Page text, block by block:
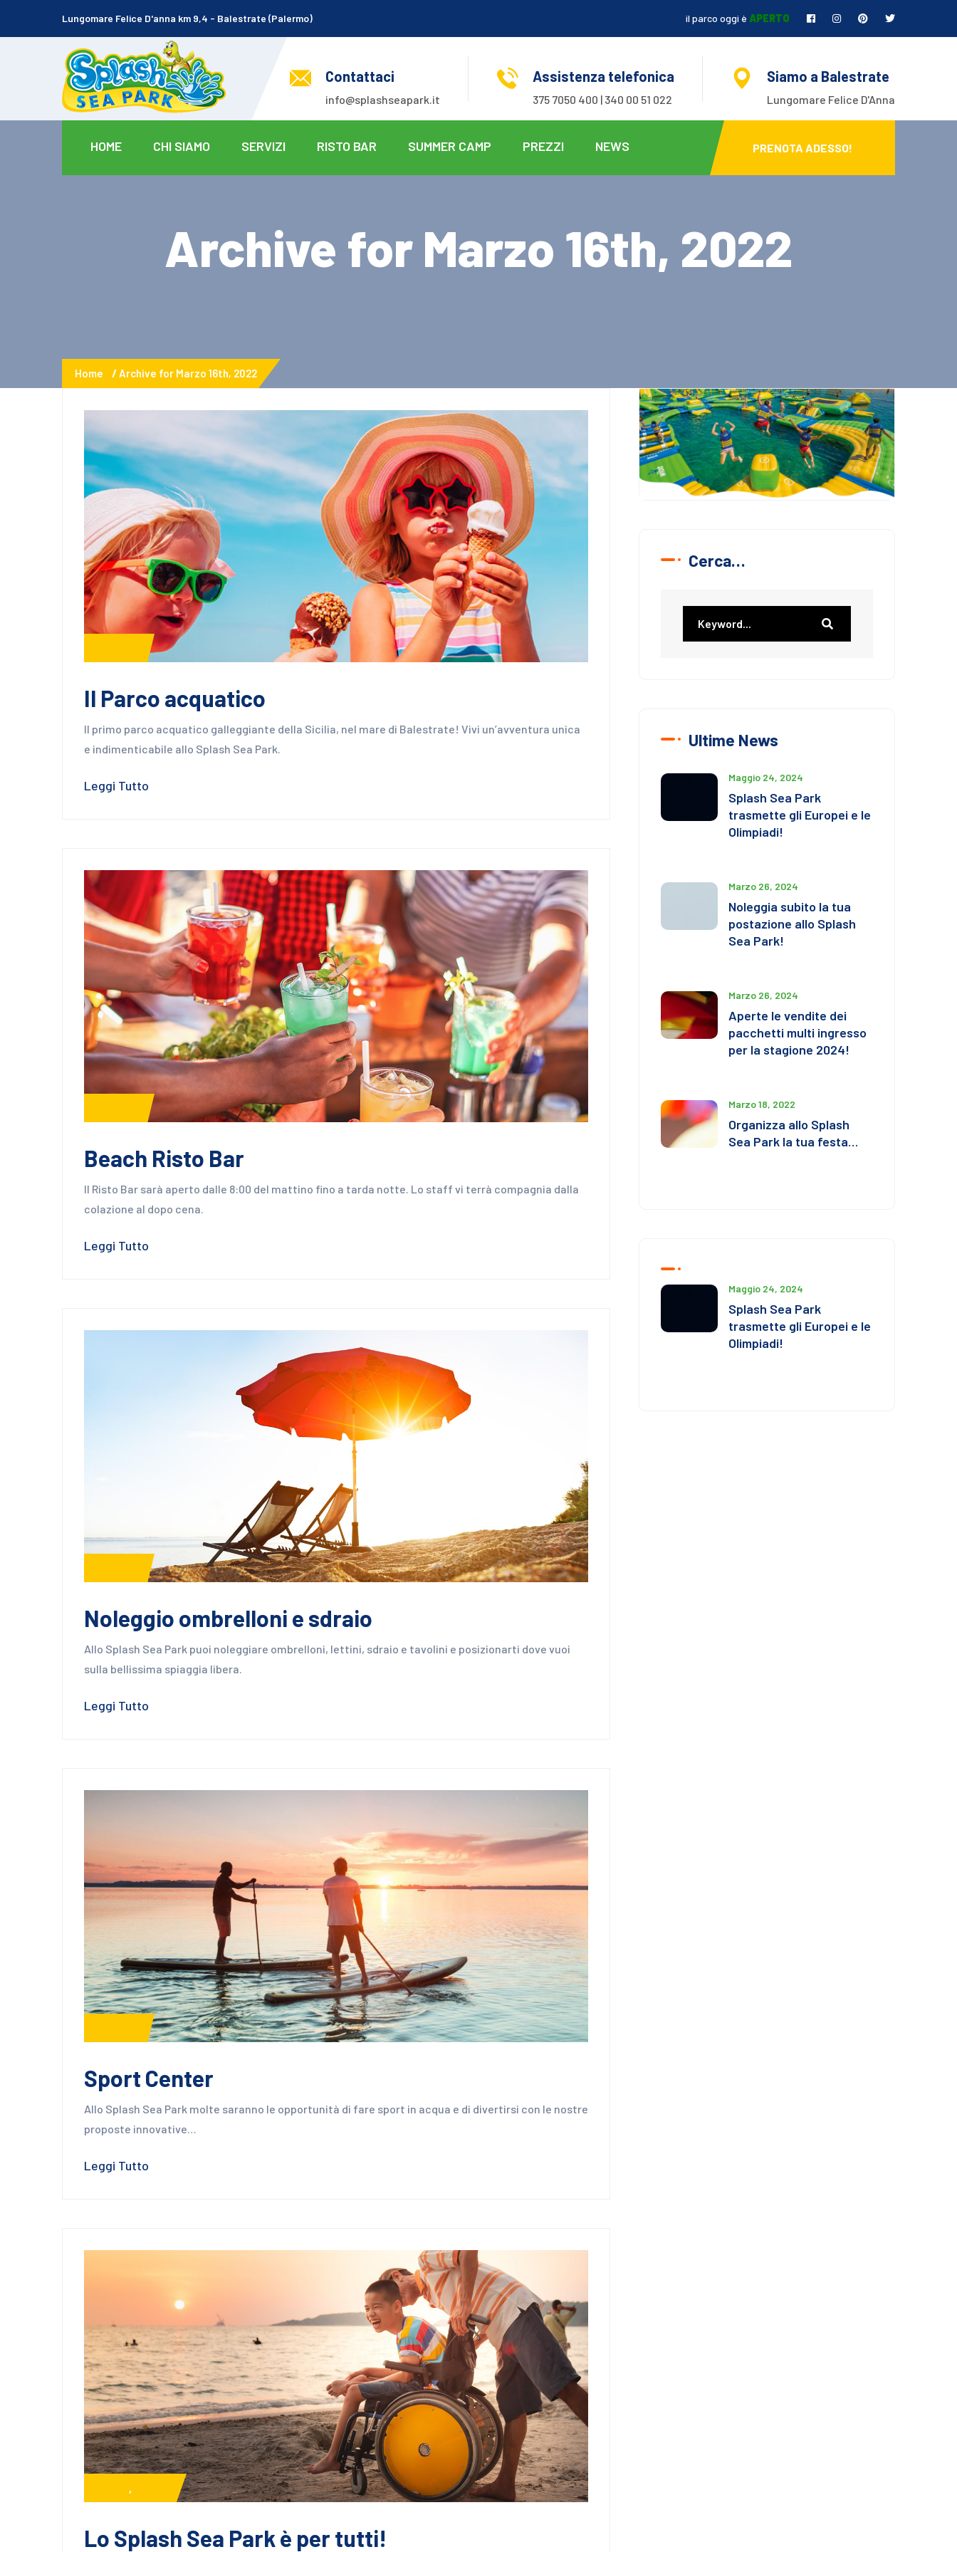
Lungomare Felice D'anna km 9,4 - Balestrate (Palermo) il parco oggi è APERTO
Contattaci
info@splashseapark.it
Assistenza telefonica
375 7050 400 | 340 00 51 022
Siamo a Balestrate
Lungomare Felice D'Anna
HOME CHI SIAMO SERVIZI RISTO BAR SUMMER CAMP PREZZI NEWS PRENOTA ADESSO!
Archive for Marzo 16th, 2022
Home Archive for Marzo 16th, 2022
Il Parco acquatico
Il primo parco acquatico galleggiante della Sicilia, nel mare di Balestrate! Vivi un’avventura unica
e indimenticabile allo Splash Sea Park.
Leggi Tutto
Beach Risto Bar
Il Risto Bar sarà aperto dalle 8:00 del mattino fino a tarda notte. Lo staff vi terrà compagnia dalla
colazione al dopo cena.
Leggi Tutto
Noleggio ombrelloni e sdraio
Allo Splash Sea Park puoi noleggiare ombrelloni, lettini, sdraio e tavolini e posizionarti dove vuoi
sulla bellissima spiaggia libera.
Leggi Tutto
Sport Center
Allo Splash Sea Park molte saranno le opportunità di fare sport in acqua e di divertirsi con le nostre
proposte innovative…
Leggi Tutto
,
Lo Splash Sea Park è per tutti!
Cerca…
Ultime News
Maggio 24, 2024
Splash Sea Park
trasmette gli Europei e le
Olimpiadi!
Marzo 26, 2024
Noleggia subito la tua
postazione allo Splash
Sea Park!
Marzo 26, 2024
Aperte le vendite dei
pacchetti multi ingresso
per la stagione 2024!
Marzo 18, 2022
Organizza allo Splash
Sea Park la tua festa…
Maggio 24, 2024
Splash Sea Park
trasmette gli Europei e le
Olimpiadi!